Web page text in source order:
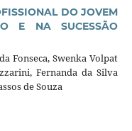
DO JOVEM
E NA SUCESSÃO
Fonseca, Swenka Volpat
Fernanda da Silva
de Souza